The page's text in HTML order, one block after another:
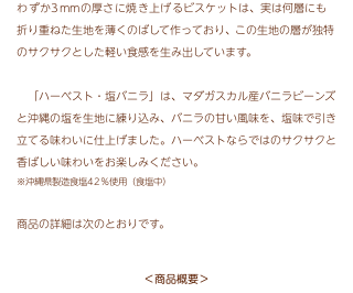
わずか3mmの厚さに焼き上げる ビスケットは、実は何層にも
折り重ねた生地を薄くのばして作っており 、 この生地の層が独特
のサクサクとした軽い食感を生み出しています。
「ハーベスト・塩バニラ」は、マダガスカル産バニラビーンズ
と沖縄の塩を生地に練り込み、バニラの甘い風味を、塩味で引き
立てる味わいに仕上げました。ハーベストならではのサクサクと
香ばしい味わいをお楽しみください。
※沖縄県製造食塩42％使用（食塩中）
商品の詳細は次のとおりです。
＜商品概要＞